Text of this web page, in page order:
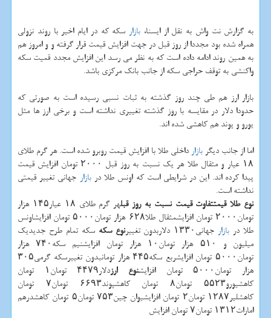
به گزارش نت واش به نقل از ایسنا، بازار سكه كه در ایام اخیر با روند نزولی
همراه شده بود مجددا از روز قبل در جهت افزایش قیمت قرار گرفته و و امروز هم
به همین روند ادامه داده است كه به نظر می رسد این افزایش مجدد قمیت سكه
واكنشی به توقف حراجی سكه از جانب بانك مركزی باشد.
بازار ارز هم طی چند روز گذشته به ثبات نسبی رسیده است به صورتی كه
حدودا دلار در مقایسه با روز گذشته تغییری نداشته است و برخی ارز ها مثل
یورو و پوند هم كاهشی شده اند.
اما از جانب دیگربازار داخلی طلا با افزایش قیمت روبرو شده است. هر گرم طلای
۱۸ عیار و مثقال طلا هر یك نسبت به روز قبل ۲۰۰۰ تومان افزایش قیمت
پیدا كرده اند. این در شرایطی است كه اونس طلا دربازار جهانی تغییر قیمتی
نداشته است.
نوع طلاقیمتتفاوت قیمت نسبت به روز قبل
هر گرم طلای ۱۸ عیار۱۴۵ هزار
تومان۲۰۰۰ تومان افزایشمثقال طلا۶۲۸ هزار تومان۵۰۰۰ تومان افزایشاونس
طلا در بازار جهانی۱۳۳۰ دلاربدون تغییر نوع سكهسكه تمام طرح جدیدیك
میلیون و ۵۱۰ هزار تومان۱۰ هزار تومان افزایشنیم سكه۷۴۰ هزار
تومان۵۰۰۰ تومان افزایشربع سكه۴۴۵ هزار تومانبدون تغییرسكه گرمی۳۰۵
هزار تومان۵۰۰۰ تومان افزایش
نوع ارز
دلار۴۴۷۹ تومان۱ تومان
كاهشیورو۵۵۲۳ تومان۸ تومان كاهشپوند۶۶۹۳ تومان۷ تومان
كاهشلیر۱۲۸۷ تومان۲ تومان افزایشیوان چین۷۵۳ تومان۵ تومان كاهشدرهم
امارات۱۳۱۲ تومان۷ تومان افزایش